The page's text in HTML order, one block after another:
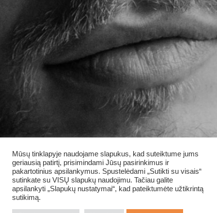
Mūsų tinklapyje naudojame slapukus, kad suteiktume jums
geriausią patirtį, prisimindami Jūsų pasirinkimus ir
pakartotinius apsilankymus. Spustelėdami „Sutikti su visais“
sutinkate su VISŲ slapukų naudojimu. Tačiau galite
apsilankyti „Slapukų nustatymai“, kad pateiktumėte užtikrintą
sutikimą.